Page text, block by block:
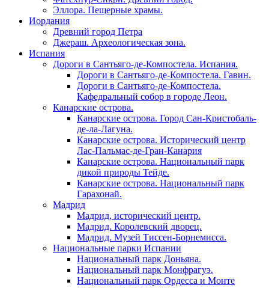
Эллора. Пещерные храмы.
Иордания
Древний город Петра
Джераш. Археологическая зона.
Испания
Дороги в Сантьяго-де-Компостела. Испания.
Дороги в Сантьяго-де-Компостела. Гавин.
Дороги в Сантьяго-де-Компостела.
Кафедральный собор в городе Леон.
Канарские острова.
Канарские острова. Город Сан-Кристобаль-
де-ла-Лагуна.
Канарские острова. Исторический центр
Лас-Пальмас-де-Гран-Канария
Канарские острова. Национальный парк
дикой природы Тейде.
Канарские острова. Национальный парк
Гарахонай.
Мадрид
Мадрид, исторический центр.
Мадрид. Королевский дворец.
Мадрид. Музей Тиссен-Борнемисса.
Национальные парки Испании
Национальный парк Доньяна.
Национальный парк Монфрагуэ.
Национальный парк Ордесса и Монте